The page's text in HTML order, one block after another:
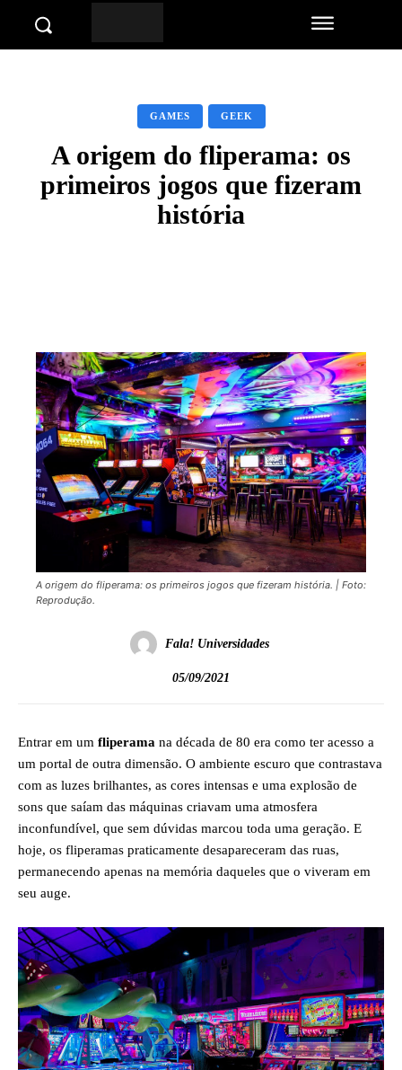
GAMES GEEK
A origem do fliperama: os
primeiros jogos que fizeram
história
A origem do fliperama: os primeiros jogos que fizeram história. | Foto:
Reprodução.
Fala! Universidades
05/09/2021
Entrar em um fliperama na década de 80 era como ter acesso a
um portal de outra dimensão. O ambiente escuro que contrastava
com as luzes brilhantes, as cores intensas e uma explosão de
sons que saíam das máquinas criavam uma atmosfera
inconfundível, que sem dúvidas marcou toda uma geração. E
hoje, os fliperamas praticamente desapareceram das ruas,
permanecendo apenas na memória daqueles que o viveram em
seu auge.